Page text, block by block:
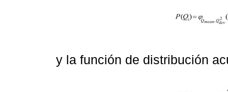
y la función de distribución